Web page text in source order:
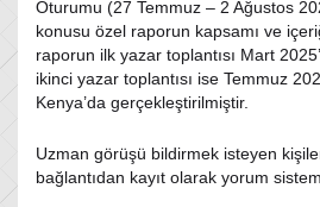
Oturumu (27 Temmuz – 2 Ağustos
konusu özel raporun kapsamı ve
raporun ilk yazar toplantısı Mart
ikinci yazar toplantısı ise Temmuz
Kenya’da gerçekleştirilmiştir.
Uzman görüşü bildirmek isteyen
bağlantıdan kayıt olarak yorum